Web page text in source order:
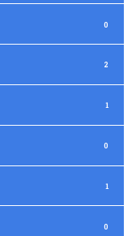
0
2
1
0
1
0